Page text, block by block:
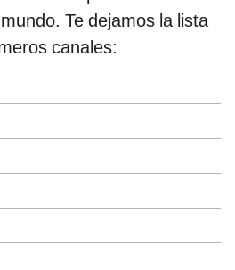
Te dejamos la lista
canales: